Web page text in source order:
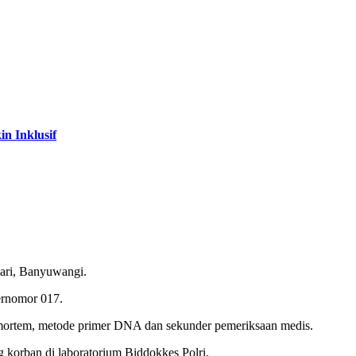
Inklusif
Banyuwangi.
017.
metode primer DNA dan sekunder pemeriksaan medis.
korban di laboratorium Biddokkes Polri.